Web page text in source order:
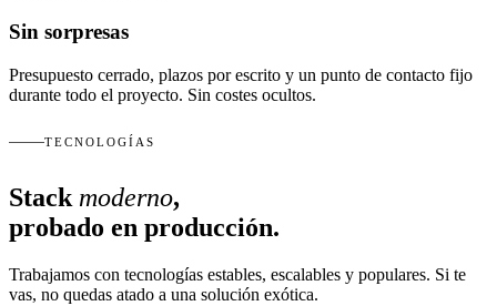
Sin sorpresas
Presupuesto cerrado, plazos por escrito y un punto de contacto fijo
durante todo el proyecto. Sin costes ocultos.
TECNOLOGÍAS
Stack moderno,
probado en producción.
Trabajamos con tecnologías estables, escalables y populares. Si te
vas, no quedas atado a una solución exótica.